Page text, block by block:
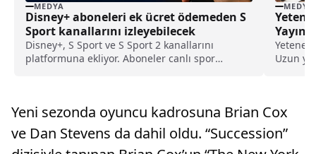
MEDYA
Disney+ aboneleri ek ücret ödemeden S
Sport kanallarını izleyebilecek
Disney+, S Sport ve S Sport 2 kanallarını
platformuna ekliyor. Aboneler canlı spor
MEDYA
Uzun
Yeni sezonda oyuncu kadrosuna Brian Cox
ve Dan Stevens da dahil oldu. “Succession”